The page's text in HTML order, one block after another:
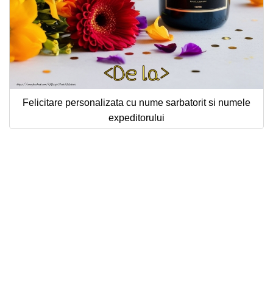
Felicitare personalizata cu nume sarbatorit si numele
expeditorului